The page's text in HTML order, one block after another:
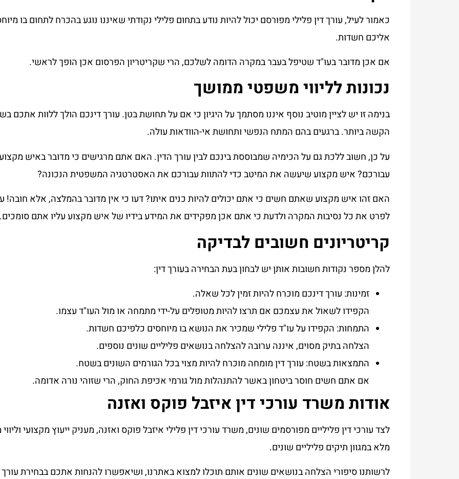
כאמור לעיל, עורך דין פלילי מפורסם יכול להיות נודע בתחום פלילי נקודתי שאיננו נוגע בהכרח לתחום בו
אליכם חשדות.
אם אכן מדובר בעו"ד שטיפל בעבר במקרה הדומה לשלכם, הרי שקריטריון הפרסום אכן הופך לראשי.
נכונות לליווי משפטי ממושך
בנימה זו יש לציין מוטיב נוסף איננו מסתמך על היגיון כי אם על תחושת בטן. עורך דינכם הולך ללוות אתכם
הקשה ביותר. ברגעים בהם המתח הנפשי ותחושת אי-הוודאות עולה.
על כן, חשוב ללכת גם על הכימיה שמבוססת בינכם לבין עורך הדין. האם אתם מרגישים כי מדובר באיש
עבורכם? איש מקצוע שיעשה את המיטב כדי להתוות עבורכם את האסטרטגיה המשפטית הנכונה?
האם זהו איש מקצוע שאתם חשים כי אתם יכולים להיות כנים איתו? דעו כי אין מדובר בהמלצה, אלא חובה!
לפרט את כל נסיבות המקרה ולדעת כי אתם אכן מפקידים את המידע בידיו של איש מקצוע עליו אתם סומכים.
קריטריונים חשובים לבדיקה
להלן מספר נקודות חשובות אותן יש לבחון בעת הבחירה בעורך דין:
זמינות: עורך דינכם מוכרח להיות זמין לכל שאלה.
הקפידו לשאול את עצמכם אם תרצו להיות מטופלים על-ידי מתמחה או מול העו"ד עצמו.
התמחות: הקפידו על עו"ד פלילי שמכיר את הנושא בו מיוחסים כלפיכם חשדות.
הצלחה בתיק מסוים, איננה ערובה להצלחה בנושאים פליליים שונים נוספים.
התמצאות בשטח: עורך דין מומחה מוכרח להיות מצוי בכל הגורמים השונים בשטח.
אם אתם חשים חוסר ביטחון באשר להתנהלות מול גורמי אכיפת החוק, הרי שזוהי נורה אדומה.
אודות משרד עורכי דין איזבל פוקס ואזנה
לצד עורכי דין פליליים מפורסמים שונים, משרד עורכי דין פלילי איזבל פוקס ואזנה, מעניק ייעוץ מקצועי
מלא במגוון תיקים פליליים שונים.
לרשותנו סיפורי הצלחה בנושאים שונים אותם תוכלו למצוא באתרנו, ושיאפשרו להנחות אתכם בבחירת עורך